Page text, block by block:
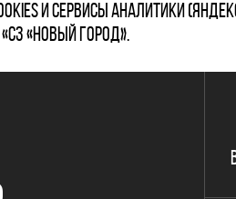
и сервисы аналитики
«Новый Город».